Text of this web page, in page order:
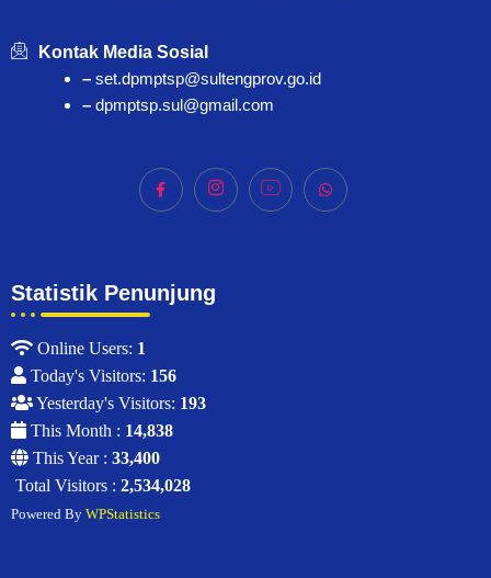
Kontak Media Sosial
– set.dpmptsp@sultengprov.go.id
– dpmptsp.sul@gmail.com
Statistik Penunjung
Online Users: 1
Today's Visitors: 156
Yesterday's Visitors: 193
This Month : 14,838
This Year : 33,400
Total Visitors : 2,534,028
Powered By WPStatistics